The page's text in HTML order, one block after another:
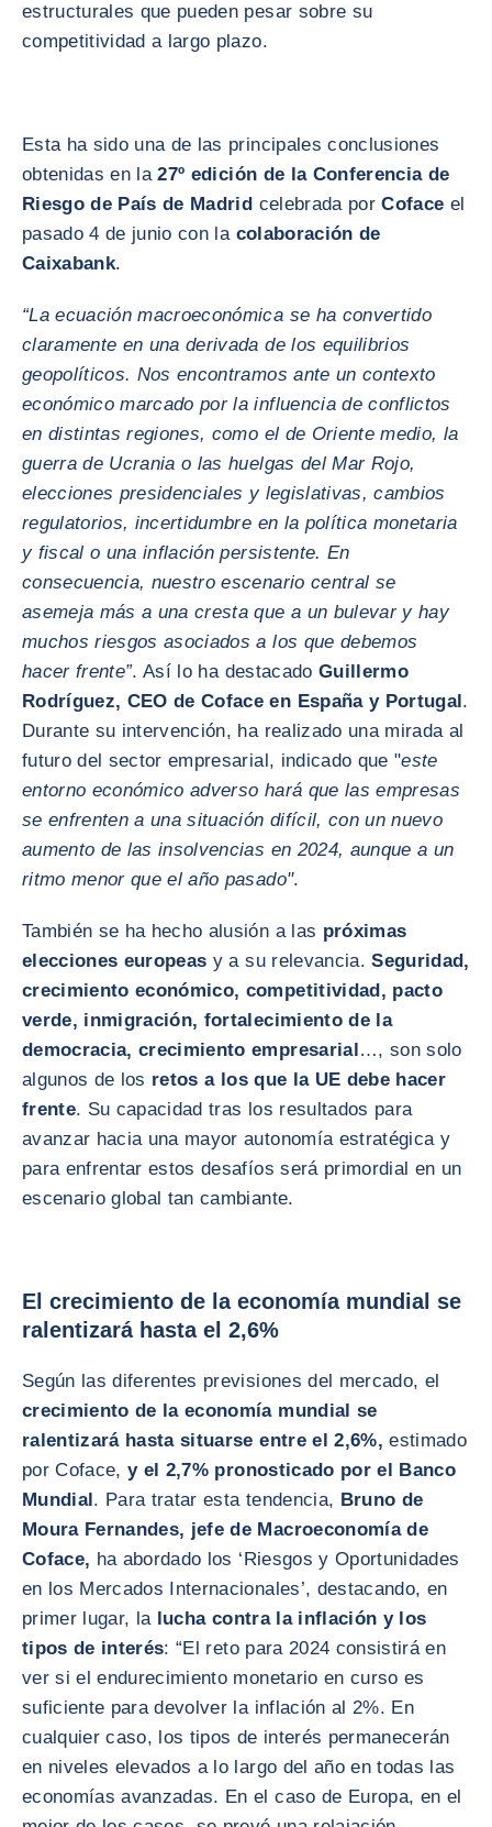
estructurales que pueden pesar sobre su
competitividad a largo plazo.
Esta ha sido una de las principales conclusiones
obtenidas en la27º edición de la Conferencia de
Riesgo de País de Madrid celebrada porCoface el
pasado 4 de junio con la colaboración de
Caixabank.
“La ecuación macroeconómica se ha convertido
claramente en una derivada de los equilibrios
geopolíticos. Nos encontramos ante un contexto
económico marcado por la influencia de conflictos
en distintas regiones, como el de Oriente medio, la
guerra de Ucrania o las huelgas del Mar Rojo,
elecciones presidenciales y legislativas, cambios
regulatorios, incertidumbre en la política monetaria
y fiscal o una inflación persistente. En
consecuencia, nuestro escenario central se
asemeja más a una cresta que a un bulevar y hay
muchos riesgos asociados a los que debemos
hacer frente”. Así lo ha destacado Guillermo
Rodríguez, CEO de Coface en España y Portugal.
Durante su intervención, ha realizado una mirada al
futuro del sector empresarial, indicado que "este
entorno económico adverso hará que las empresas
se enfrenten a una situación difícil, con un nuevo
aumento de las insolvencias en 2024, aunque a un
ritmo menor que el año pasado".
También se ha hecho alusión a las próximas
elecciones europeas y a su relevancia.Seguridad,
crecimiento económico, competitividad, pacto
verde, inmigración, fortalecimiento de la
democracia, crecimiento empresarial…, son solo
algunos de los retos a los que la UE debe hacer
frente. Su capacidad tras los resultados para
avanzar hacia una mayor autonomía estratégica y
para enfrentar estos desafíos será primordial en un
escenario global tan cambiante.
El crecimiento de la economía mundial se
ralentizará hasta el 2,6%
Según las diferentes previsiones del mercado, el
crecimiento de la economía mundial se
ralentizará hasta situarse entre el 2,6%,estimado
por Coface,y el 2,7% pronosticado por el Banco
Mundial. Para tratar esta tendencia, Bruno de
Moura Fernandes, jefe de Macroeconomía de
Coface, ha abordado los ‘Riesgos y Oportunidades
en los Mercados Internacionales’, destacando, en
primer lugar, la lucha contra la inflación y los
tipos de interés: “El reto para 2024 consistirá en
ver si el endurecimiento monetario en curso es
suficiente para devolver la inflación al 2%. En
cualquier caso, los tipos de interés permanecerán
en niveles elevados a lo largo del año en todas las
economías avanzadas. En el caso de Europa, en el